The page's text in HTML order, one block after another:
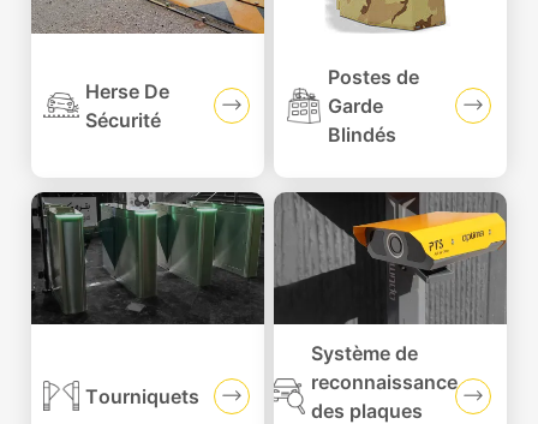
Herse De
Sécurité
Postes de
Garde
Blindés
Tourniquets
Système de
reconnaissance
des plaques